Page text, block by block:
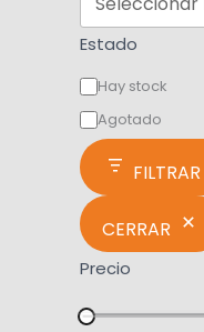
Estado
Hay stock
Agotado
CERRAR
Precio